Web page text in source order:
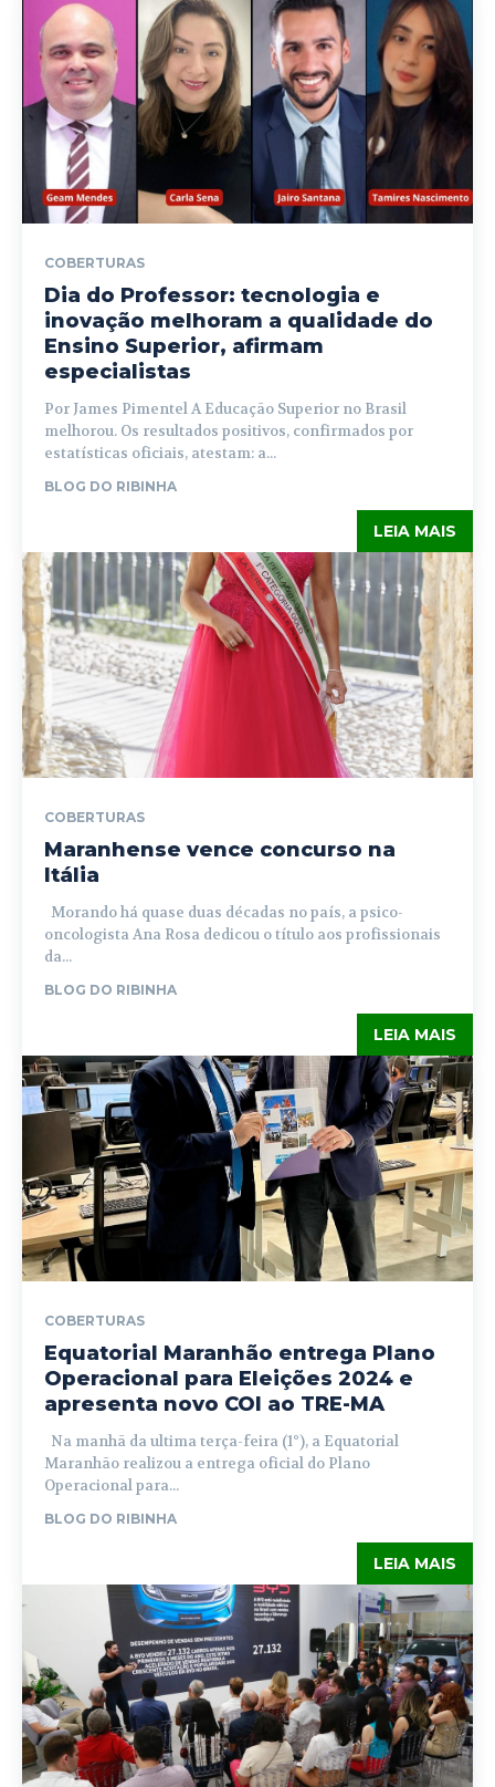
COBERTURAS
Dia do Professor: tecnologia e
inovação melhoram a qualidade do
Ensino Superior, afirmam
especialistas
Por James Pimentel A Educação Superior no Brasil
melhorou. Os resultados positivos, confirmados por
estatísticas oficiais, atestam: a...
BLOG DO RIBINHA
LEIA MAIS
COBERTURAS
Maranhense vence concurso na
Itália
Morando há quase duas décadas no país, a psico-
oncologista Ana Rosa dedicou o título aos profissionais
da...
BLOG DO RIBINHA
LEIA MAIS
COBERTURAS
Equatorial Maranhão entrega Plano
Operacional para Eleições 2024 e
apresenta novo COI ao TRE-MA
Na manhã da ultima terça-feira (1°), a Equatorial
Maranhão realizou a entrega oficial do Plano
Operacional para...
BLOG DO RIBINHA
LEIA MAIS